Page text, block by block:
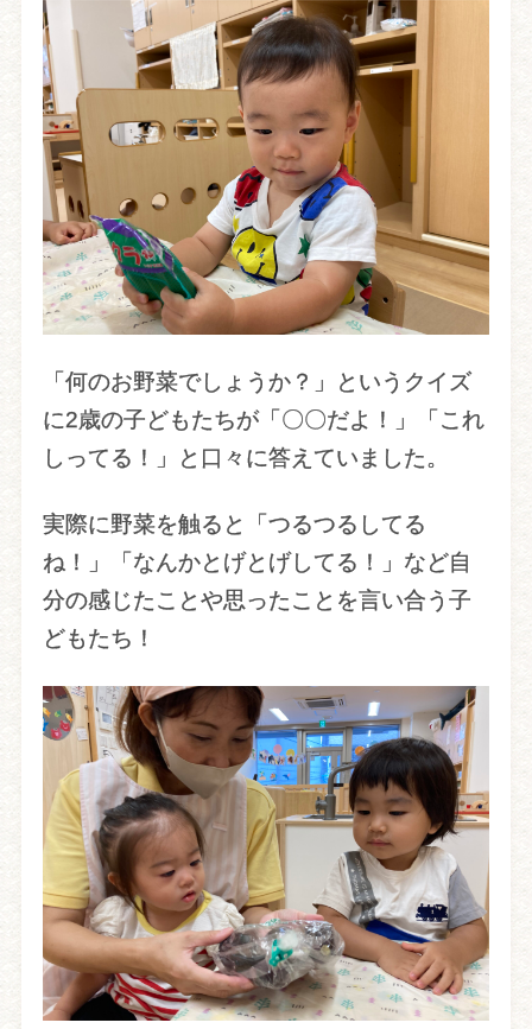
「何のお野菜でしょうか？」というクイズ
に2歳の子どもたちが「〇〇だよ！」「これ
しってる！」と口々に答えていました。
実際に野菜を触ると「つるつるしてる
ね！」「なんかとげとげしてる！」など自
分の感じたことや思ったことを言い合う子
どもたち！